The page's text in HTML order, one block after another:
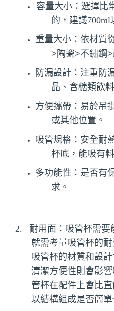
容量大小：選擇比
的，建議700ml
重量大小： 依材質
>陶瓷>不鏽鋼
防漏設計：注重防
品、含糖類飲
方便攜帶：易於吊
或其他位置。
吸管規格：安全耐
杯底，能吸有
多功能性：是否有
求。
2.
耐用面：吸管杯需要
就需考量吸管杯的
吸管杯的材質和設
清潔方便性則會影
管杯在配件上會比
以結構組成是否簡